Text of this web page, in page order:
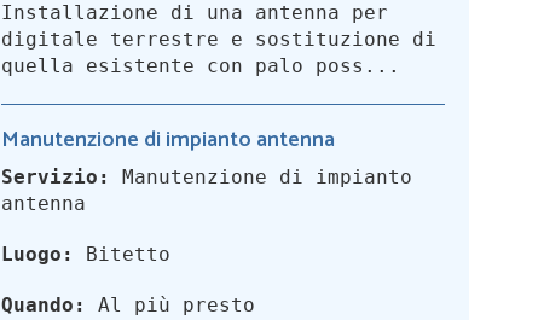
Installazione di una antenna per
digitale terrestre e sostituzione di
quella esistente con palo poss...
Manutenzione di impianto antenna
Servizio:
Manutenzione di impianto
antenna
Luogo: Bitetto
Quando: Al più presto